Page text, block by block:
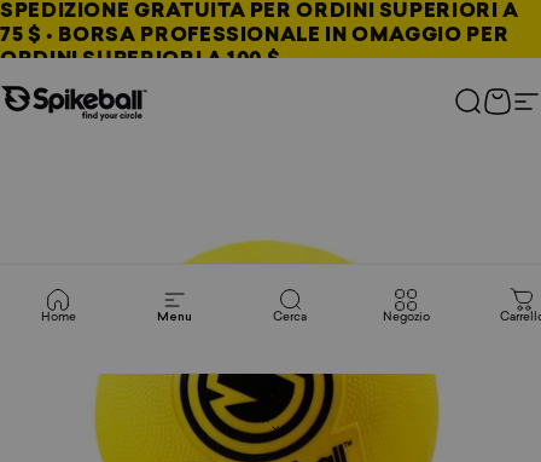
Vai al contenuto
SPEDIZIONE GRATUITA PER ORDINI SUPERIORI A
75 $ • BORSA PROFESSIONALE IN OMAGGIO PER
ORDINI SUPERIORI A 100 $
Negozio Spikeball Cerca
Home Menu Cerca Negozio